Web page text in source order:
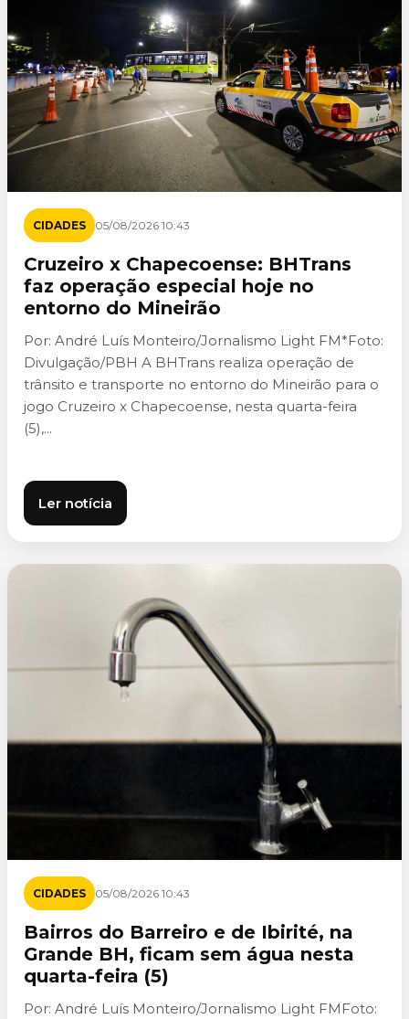
CIDADES 05/08/2026 10:43
Cruzeiro x Chapecoense: BHTrans
faz operação especial hoje no
entorno do Mineirão
Por: André Luís Monteiro/Jornalismo Light FM*Foto:
Divulgação/PBH A BHTrans realiza operação de
trânsito e transporte no entorno do Mineirão para o
jogo Cruzeiro x Chapecoense, nesta quarta-feira
(5),...
Ler notícia
CIDADES 05/08/2026 10:43
Bairros do Barreiro e de Ibirité, na
Grande BH, ficam sem água nesta
quarta-feira (5)
Por: André Luís Monteiro/Jornalismo Light FMFoto: